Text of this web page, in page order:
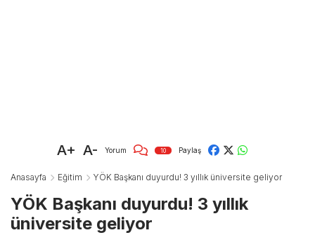
A+ A- Yorum 10 Paylaş
Anasayfa Eğitim YÖK Başkanı duyurdu! 3 yıllık üniversite geliyor
YÖK Başkanı duyurdu! 3 yıllık
üniversite geliyor